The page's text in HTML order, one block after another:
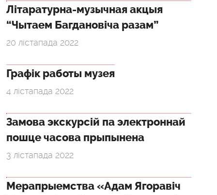
Літаратурна-музычная акцыя
“Чытаем Багдановіча разам”
20 лістапада 2022
Графік работы музея
4 лістапада 2022
Замова экскурсій па электроннай
пошце часова прыпынена
3 лістапада 2022
Мерапрыемства «Адам Ягоравіч